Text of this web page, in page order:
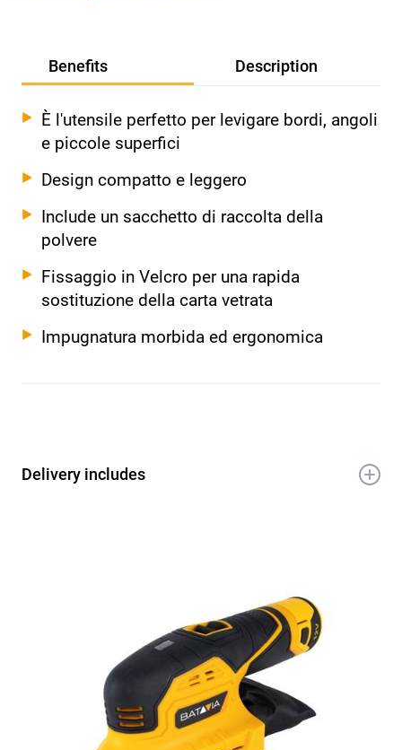
Benefits Description
È l'utensile perfetto per levigare bordi, angoli
e piccole superfici
Design compatto e leggero
Include un sacchetto di raccolta della
polvere
Fissaggio in Velcro per una rapida
sostituzione della carta vetrata
Impugnatura morbida ed ergonomica
Delivery includes